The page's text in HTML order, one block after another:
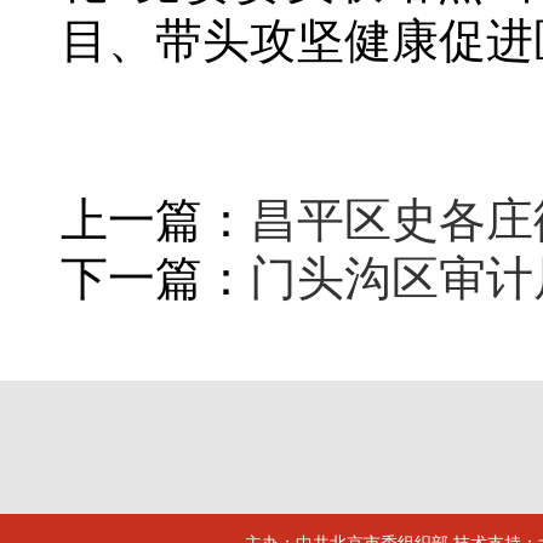
目、带头攻坚健康促
上一篇： 昌平区史各
下一篇： 门头沟区审